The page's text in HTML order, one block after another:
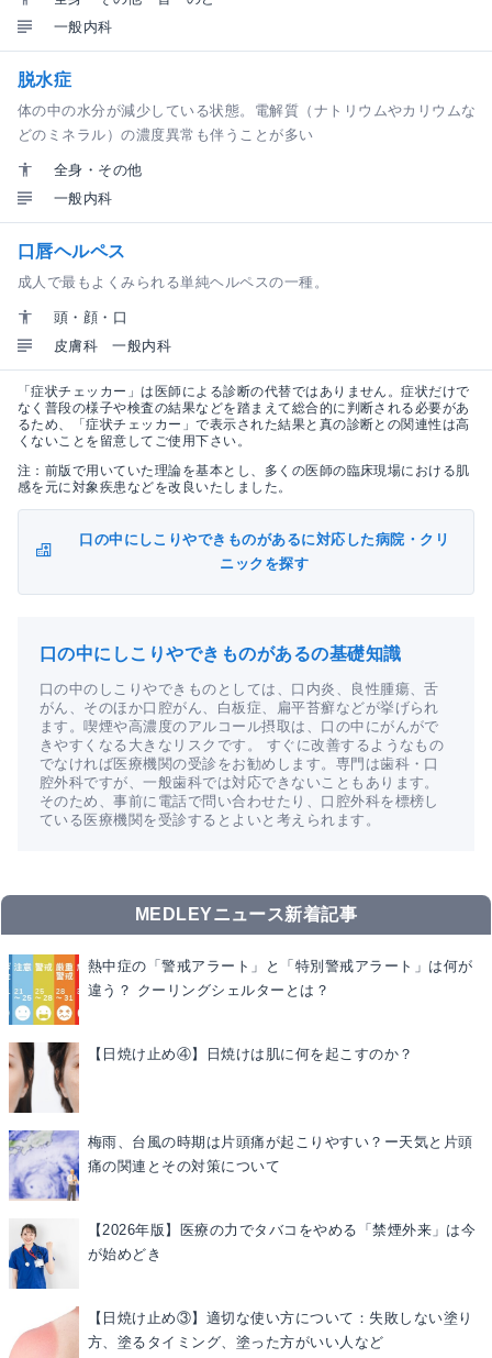
一般内科
脱水症
体の中の水分が減少している状態。電解質（ナトリウムやカリウムな
どのミネラル）の濃度異常も伴うことが多い
全身・その他
一般内科
口唇ヘルペス
成人で最もよくみられる単純ヘルペスの一種。
頭・顔・口
皮膚科
一般内科
「症状チェッカー」は医師による診断の代替ではありません。症状だけで
なく普段の様子や検査の結果などを踏まえて総合的に判断される必要があ
るため、「症状チェッカー」で表示された結果と真の診断との関連性は高
くないことを留意してご使用下さい。
注：前版で用いていた理論を基本とし、多くの医師の臨床現場における肌
感を元に対象疾患などを改良いたしました。
口の中にしこりやできものがあるに対応した病院・クリ
ニックを探す
口の中にしこりやできものがあるの基礎知識
口の中のしこりやできものとしては、口内炎、良性腫瘍、舌
がん、そのほか口腔がん、白板症、扁平苔癬などが挙げられ
ます。喫煙や高濃度のアルコール摂取は、口の中にがんがで
きやすくなる大きなリスクです。 すぐに改善するようなもの
でなければ医療機関の受診をお勧めします。専門は歯科・口
腔外科ですが、一般歯科では対応できないこともあります。
そのため、事前に電話で問い合わせたり、口腔外科を標榜し
ている医療機関を受診するとよいと考えられます。
MEDLEYニュース新着記事
熱中症の「警戒アラート」と「特別警戒アラート」は何が
違う？ クーリングシェルターとは？
【日焼け止め④】日焼けは肌に何を起こすのか？
梅雨、台風の時期は片頭痛が起こりやすい？ー天気と片頭
痛の関連とその対策について
【2026年版】医療の力でタバコをやめる「禁煙外来」は今
が始めどき
【日焼け止め③】適切な使い方について：失敗しない塗り
方、塗るタイミング、塗った方がいい人など